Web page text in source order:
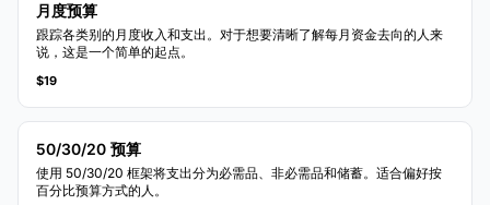
月度预算
跟踪各类别的月度收入和支出。对于想要清晰了解每月资金去向的人来
说，这是一个简单的起点。
$19
50/30/20 预算
使用 50/30/20 框架将支出分为必需品、非必需品和储蓄。适合偏好按
百分比预算方式的人。